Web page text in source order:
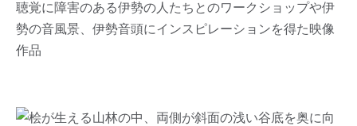
聴覚に障害のある伊勢の人たちとのワークショップや伊
勢の音風景、伊勢音頭にインスピレーションを得た映像
作品